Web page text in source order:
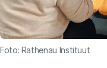
Foto: Rathenau Instituut